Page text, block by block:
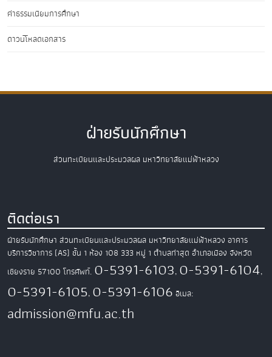
ค่าธรรมเนียมการศึกษา
ดาวน์โหลดเอกสาร
ฝ่ายรับนักศึกษา
ส่วนทะเบียนและประมวลผล มหาวิทยาลัยแม่ฟ้าหลวง
ติดต่อเรา
ฝ่ายรับนักศึกษา ส่วนทะเบียนและประมวลผล มหาวิทยาลัยแม่ฟ้าหลวง อาคาร
บริการวิชาการ (AS) ชั้น 1 ห้อง 108 333 หมู่ 1 ตำบลท่าสุด อำเภอเมือง จังหวัด
เชียงราย 57100 โทรศัพท์. 0-5391-6103, 0-5391-6104,
0-5391-6105, 0-5391-6106 อีเมล:
admission@mfu.ac.th